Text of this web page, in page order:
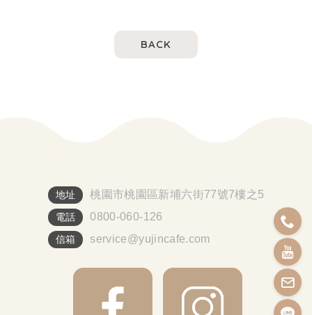
BACK
地址 桃園市桃園區新埔六街77號7樓之5
電話 0800-060-126
信箱 service@yujincafe.com